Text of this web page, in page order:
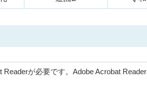
が必要です。Adobe Acrobat